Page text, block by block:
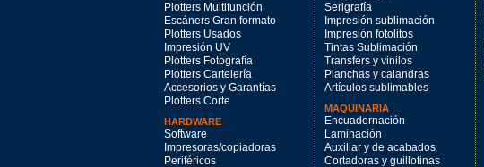
Plotters Multifunción
Escáners Gran formato
Plotters Usados
Impresión UV
Plotters Fotografía
Plotters Cartelería
Accesorios y Garantías
Plotters Corte
HARDWARE
Software
Impresoras/copiadoras
Periféricos
Serigrafía
Impresión sublimación
Impresión fotolitos
Tintas Sublimación
Transfers y vinilos
Planchas y calandras
Artículos sublimables
MAQUINARIA
Encuadernación
Laminación
Auxiliar y de acabados
Cortadoras y guillotinas